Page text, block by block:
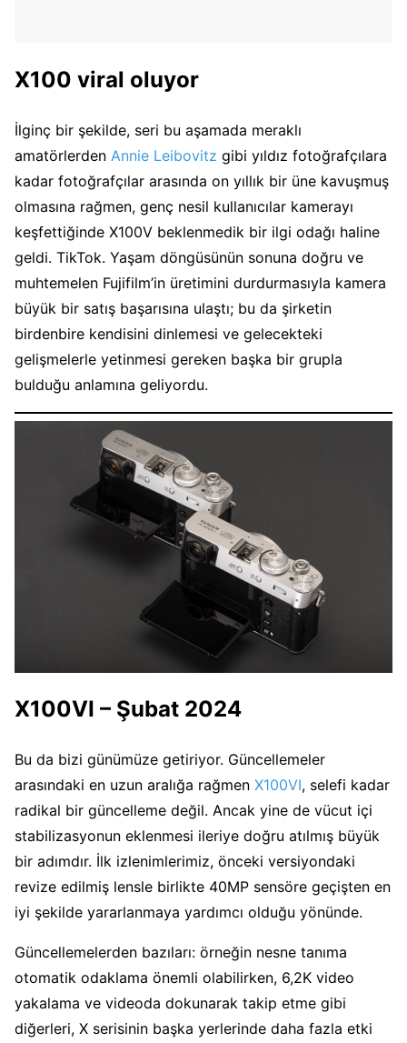
X100 viral oluyor
İlginç bir şekilde, seri bu aşamada meraklı
amatörlerden Annie Leibovitz gibi yıldız fotoğrafçılara
kadar fotoğrafçılar arasında on yıllık bir üne kavuşmuş
olmasına rağmen, genç nesil kullanıcılar kamerayı
keşfettiğinde X100V beklenmedik bir ilgi odağı haline
geldi. TikTok. Yaşam döngüsünün sonuna doğru ve
muhtemelen Fujifilm’in üretimini durdurmasıyla kamera
büyük bir satış başarısına ulaştı; bu da şirketin
birdenbire kendisini dinlemesi ve gelecekteki
gelişmelerle yetinmesi gereken başka bir grupla
bulduğu anlamına geliyordu.
X100VI – Şubat 2024
Bu da bizi günümüze getiriyor. Güncellemeler
arasındaki en uzun aralığa rağmen X100VI, selefi kadar
radikal bir güncelleme değil. Ancak yine de vücut içi
stabilizasyonun eklenmesi ileriye doğru atılmış büyük
bir adımdır. İlk izlenimlerimiz, önceki versiyondaki
revize edilmiş lensle birlikte 40MP sensöre geçişten en
iyi şekilde yararlanmaya yardımcı olduğu yönünde.
Güncellemelerden bazıları: örneğin nesne tanıma
otomatik odaklama önemli olabilirken, 6,2K video
yakalama ve videoda dokunarak takip etme gibi
diğerleri, X serisinin başka yerlerinde daha fazla etki